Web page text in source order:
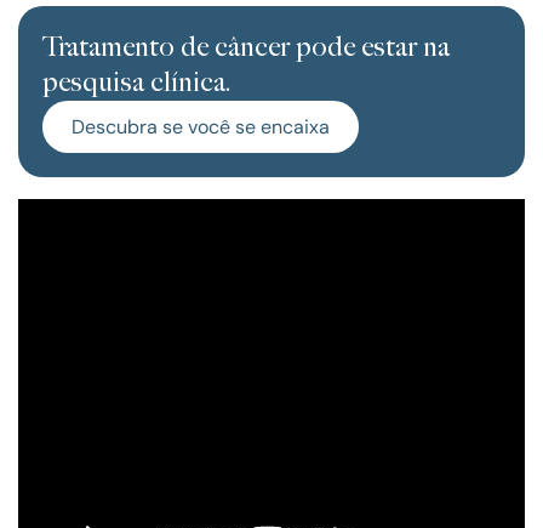
Tratamento de câncer pode estar na
pesquisa clínica.
Descubra se você se encaixa